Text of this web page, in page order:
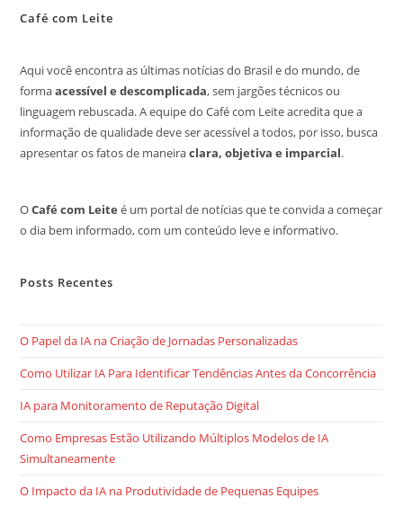
Café com Leite
Aqui você encontra as últimas notícias do Brasil e do mundo, de
formaacessível e descomplicada, sem jargões técnicos ou
linguagem rebuscada. A equipe do Café com Leite acredita que a
informação de qualidade deve ser acessível a todos, por isso, busca
apresentar os fatos de maneiraclara, objetiva e imparcial.
OCafé com Leite é um portal de notícias que te convida a começar
o dia bem informado, com um conteúdo leve e informativo.
Posts Recentes
O Papel da IA na Criação de Jornadas Personalizadas
Como Utilizar IA Para Identificar Tendências Antes da Concorrência
IA para Monitoramento de Reputação Digital
Como Empresas Estão Utilizando Múltiplos Modelos de IA
Simultaneamente
O Impacto da IA na Produtividade de Pequenas Equipes